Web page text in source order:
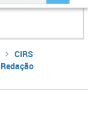
CIRS
Redação